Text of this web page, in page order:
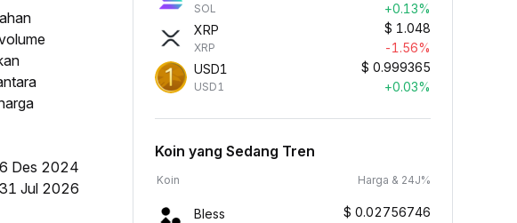
Des 2024
Jul 2026
SOL
+0.13%
XRP
XRP
$ 1.048
-1.56%
USD1
USD1
$ 0.999365
+0.03%
Koin yang Sedang Tren
Koin Harga & 24J%
Bless $ 0.02756746